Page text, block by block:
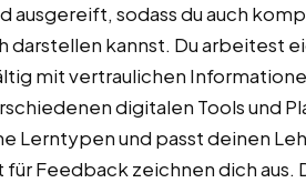
ausgereift, sodass du auch
darstellen kannst. Du arbeitest
mit vertraulichen
digitalen Tools und
Lerntypen und passt deinen
Feedback zeichnen dich aus.